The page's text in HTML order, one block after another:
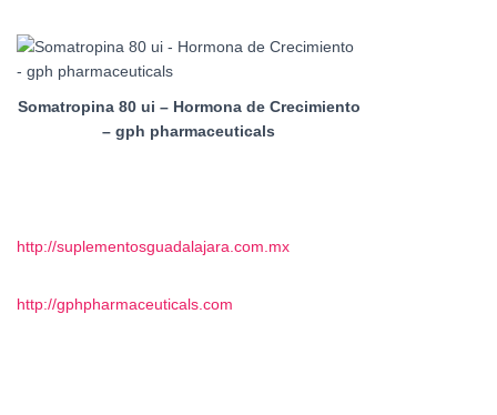
Somatropina 80 ui – Hormona de Crecimiento
– gph pharmaceuticals
http://suplementosguadalajara.com.mx
http://gphpharmaceuticals.com